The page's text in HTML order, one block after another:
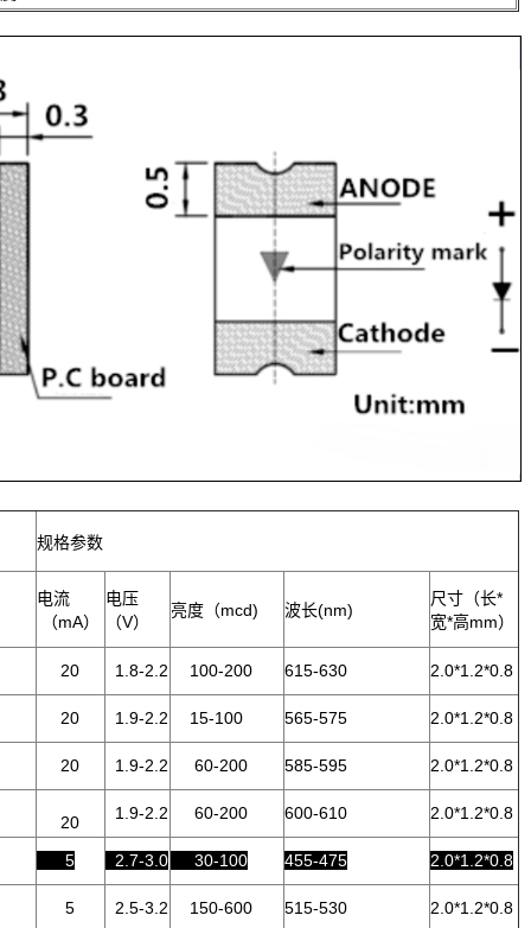
规格参数
电流
（mA）
电压
（V）
亮度（mcd) 波长(nm)
尺寸（长*
宽*高mm）
20 1.8-2.2 100-200 615-630 2.0*1.2*0.8
20 1.9-2.2 15-100 565-575 2.0*1.2*0.8
20 1.9-2.2 60-200 585-595 2.0*1.2*0.8
20 1.9-2.2 60-200 600-610 2.0*1.2*0.8
5 2.7-3.0 30-100 455-475 2.0*1.2*0.8
5 2.5-3.2 150-600 515-530 2.0*1.2*0.8